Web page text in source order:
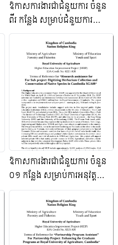
ឱកាសការងារជាជំនួយការ ចំនួន
ពីរ កន្លែង សម្រាប់ជំនួយការ
រដ្ឋបាលគម្រោង កែលម្អការអប់រំ
ឧត្តមសិក្សា (HEIP)
ឱកាសការងារជាជំនួយការ ចំនួន
០១ កន្លែង សម្រាប់ការអនុវត្ត
គម្រោងស្រាវជ្រាវ នៃគម្រោង
កែលម្អការអប់រំឧត្តមសិក្សា
(HEIP)